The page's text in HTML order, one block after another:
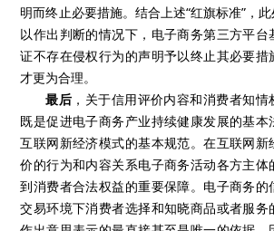
明而终止必要措施。结合上述“红旗标准”，
以作出判断的情况下，电子商务第三方平
证不存在侵权行为的声明予以终止其必要
才更为合理。
最后 ，关于信用评价内容和消费者知
既是促进电子商务产业持续健康发展的基本
互联网新经济模式的基本规范。在互联网
价的行为和内容关系电子商务活动各方主
到消费者合法权益的重要保障。电子商务
交易环境下消费者选择和知晓商品或者服